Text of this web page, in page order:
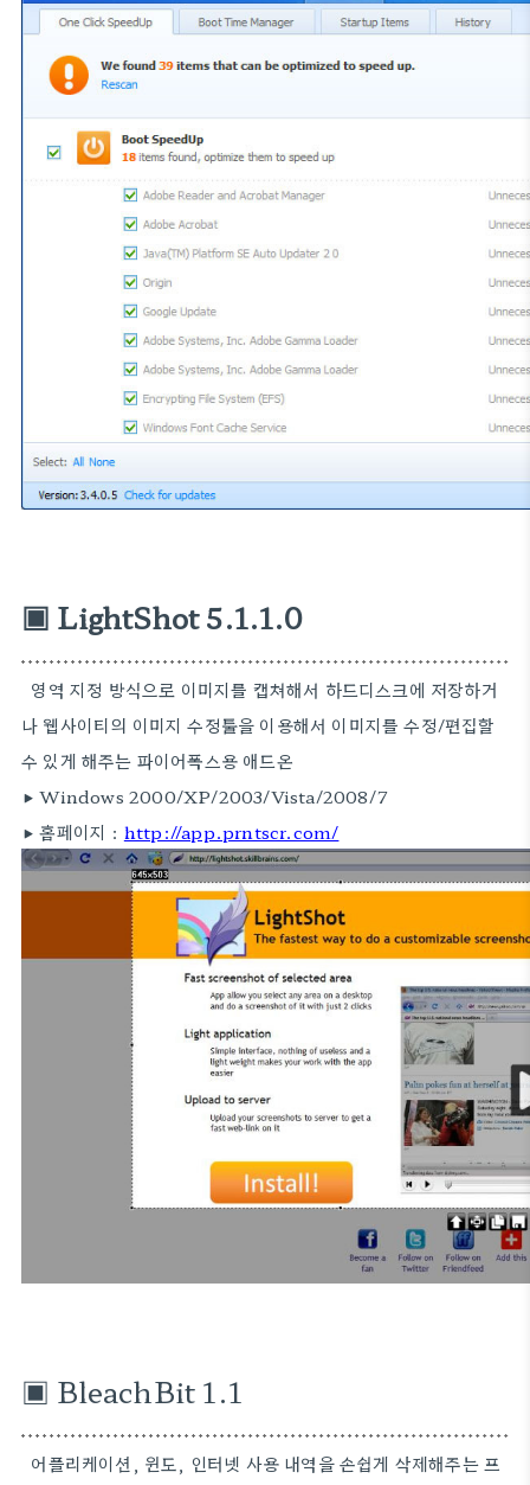
▣ LightShot 5.1.1.0
영역 지정 방식으로 이미지를 캡쳐해서 하드디스크에 저장하거
나 웹사이티의 이미지 수정툴을 이용해서 이미지를 수정/편집할
수 있게 해주는 파이어폭스용 애드온
▶ Windows 2000/XP/2003/Vista/2008/7
▶ 홈페이지 : http://app.prntscr.com/
▣ BleachBit 1.1
어플리케이션, 윈도, 인터넷 사용 내역을 손쉽게 삭제해주는 프